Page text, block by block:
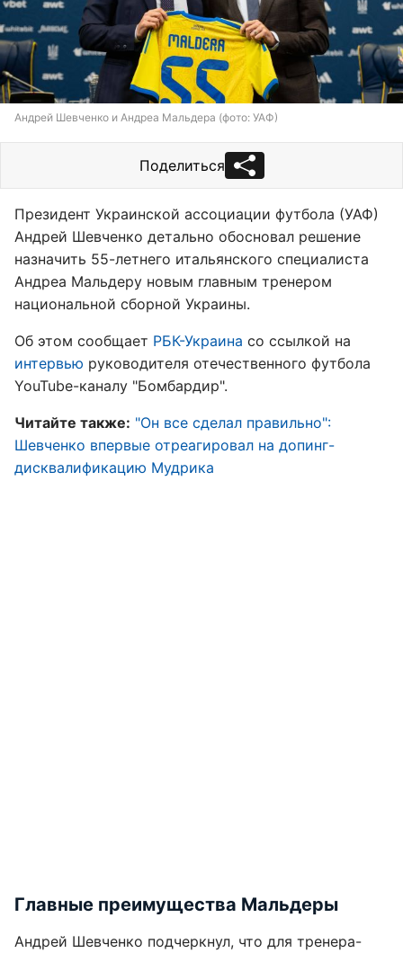
Андрей Шевченко и Андреа Мальдера (фото: УАФ)
Поделиться
Президент Украинской ассоциации футбола (УАФ)
Андрей Шевченко детально обосновал решение
назначить 55-летнего итальянского специалиста
Андреа Мальдеру новым главным тренером
национальной сборной Украины.
Об этом сообщает РБК-Украина со ссылкой на
интервью руководителя отечественного футбола
YouTube-каналу "Бомбардир".
Читайте также: "Он все сделал правильно":
Шевченко впервые отреагировал на допинг-
дисквалификацию Мудрика
Главные преимущества Мальдеры
Андрей Шевченко подчеркнул, что для тренера-